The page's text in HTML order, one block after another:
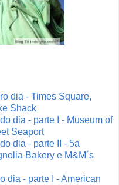
dia - Times Square,
Shack
dia - parte I - Museum of
Seaport
dia - parte II - 5a
Bakery e M&M´s
dia - parte I - American